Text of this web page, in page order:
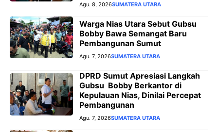
Agu. 8, 2026SUMATERA UTARA
Warga Nias Utara Sebut Gubsu
Bobby Bawa Semangat Baru
Pembangunan Sumut
Agu. 7, 2026SUMATERA UTARA
DPRD Sumut Apresiasi Langkah
Gubsu Bobby Berkantor di
Kepulauan Nias, Dinilai Percepat
Pembangunan
Agu. 7, 2026SUMATERA UTARA